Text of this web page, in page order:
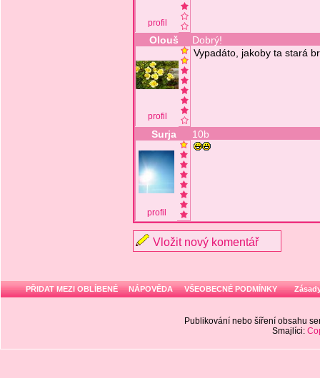
profil
Olouš Dobrý!
profil
Vypadáto, jakoby ta stará
Surja 10b
profil
Vložit nový komentář
PŘIDAT MEZI OBLÍBENÉ NÁPOVĚDA VŠEOBECNÉ PODMÍNKY
Publikování nebo šíření obsahu
Smajlíci: